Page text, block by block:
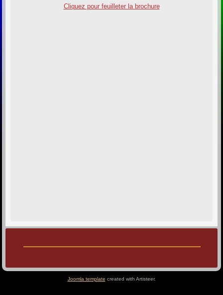
Cliquez pour feuilleter la brochure
Joomla template created with Artisteer.